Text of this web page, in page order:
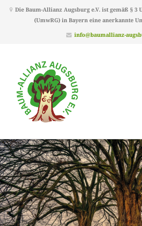
Die Baum-Allianz Augsburg e.V. ist gemäß § 3
(UmwRG) in Bayern eine anerkannte
info@baumallianz-